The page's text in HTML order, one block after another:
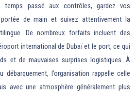
temps passé aux contrôles, gardez vos
de main et suivez attentivement la
De nombreux forfaits incluent des
international de Dubaï et le port, ce qui
et de mauvaises surprises logistiques. À
débarquement, l’organisation rappelle celle
avec une atmosphère généralement plus